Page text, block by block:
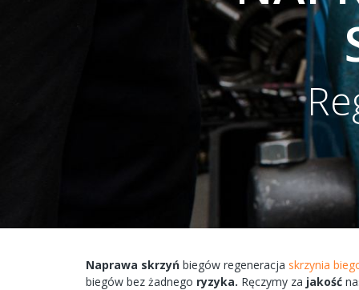
Naprawa skrzyń biegów regeneracja skrzynia
biegów bez żadnego ryzyka. Ręczymy za jakość